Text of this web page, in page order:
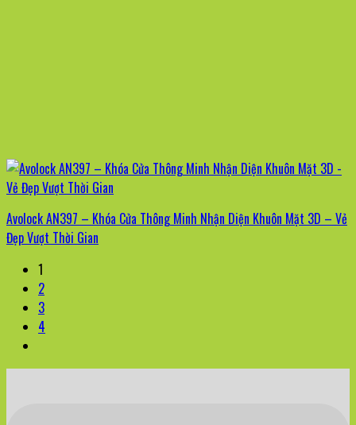
Avolock AN397 – Khóa Cửa Thông Minh Nhận Diện Khuôn Mặt 3D – Vẻ
Đẹp Vượt Thời Gian
1
2
3
4